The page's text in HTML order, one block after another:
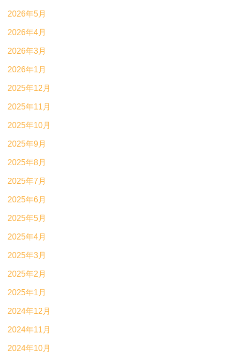
2026年5月
2026年4月
2026年3月
2026年1月
2025年12月
2025年11月
2025年10月
2025年9月
2025年8月
2025年7月
2025年6月
2025年5月
2025年4月
2025年3月
2025年2月
2025年1月
2024年12月
2024年11月
2024年10月